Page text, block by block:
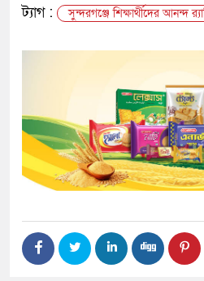
ট্যাগ :
সুন্দরগঞ্জে শিক্ষার্থীদের আনন্দ